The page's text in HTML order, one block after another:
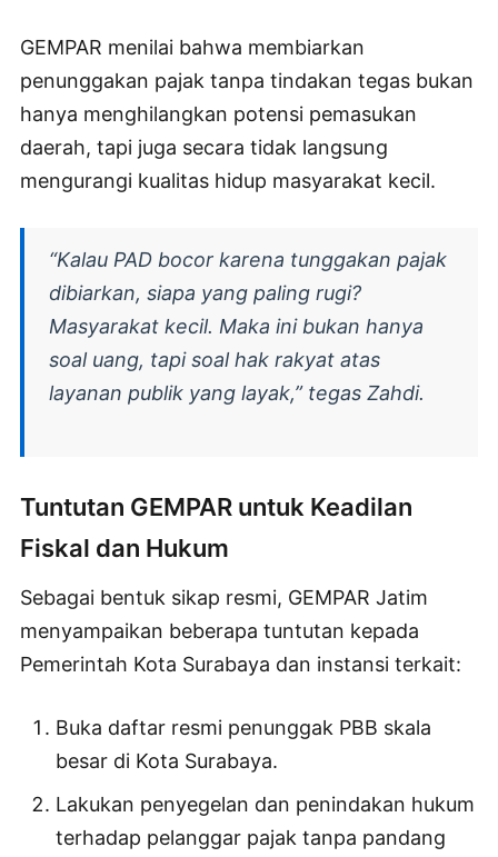
GEMPAR menilai bahwa membiarkan
penunggakan pajak tanpa tindakan tegas bukan
hanya menghilangkan potensi pemasukan
daerah, tapi juga secara tidak langsung
mengurangi kualitas hidup masyarakat kecil.
“Kalau PAD bocor karena tunggakan pajak
dibiarkan, siapa yang paling rugi?
Masyarakat kecil. Maka ini bukan hanya
soal uang, tapi soal hak rakyat atas
layanan publik yang layak,” tegas Zahdi.
Tuntutan GEMPAR untuk Keadilan
Fiskal dan Hukum
Sebagai bentuk sikap resmi, GEMPAR Jatim
menyampaikan beberapa tuntutan kepada
Pemerintah Kota Surabaya dan instansi terkait:
Buka daftar resmi penunggak PBB skala
besar di Kota Surabaya.
Lakukan penyegelan dan penindakan hukum
terhadap pelanggar pajak tanpa pandang